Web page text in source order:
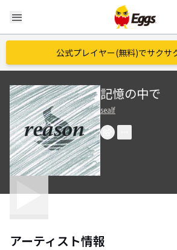
menu
公式プレイヤー(無料)でサクサ
記憶の中で
sealf
アーティスト情報